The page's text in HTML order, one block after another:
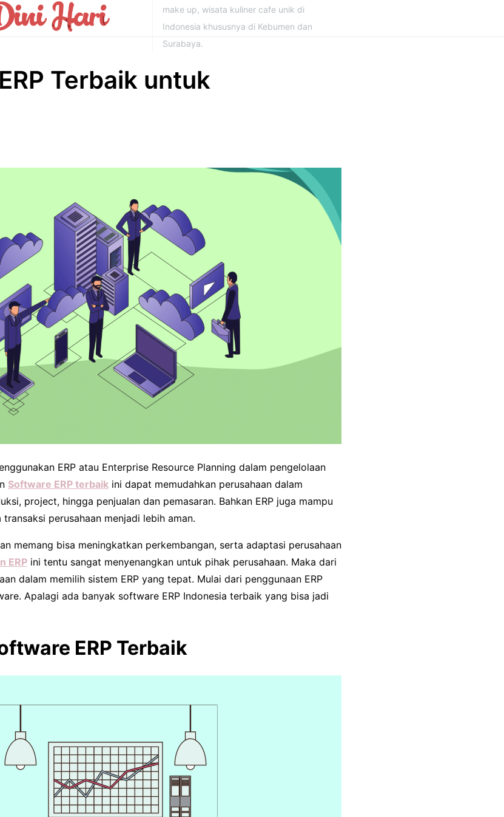
make up, wisata kuliner cafe unik di
Indonesia khususnya di Kebumen dan
Surabaya.
Terbaik untuk
ERP atau Enterprise Resource Planning dalam pengelolaan
Software ERP terbaik ini dapat memudahkan perusahaan dalam
project, hingga penjualan dan pemasaran. Bahkan ERP juga mampu
perusahaan menjadi lebih aman.
memang bisa meningkatkan perkembangan, serta adaptasi perusahaan
ERP ini tentu sangat menyenangkan untuk pihak perusahaan. Maka dari
dalam memilih sistem ERP yang tepat. Mulai dari penggunaan ERP
Apalagi ada banyak software ERP Indonesia terbaik yang bisa jadi
ERP Terbaik